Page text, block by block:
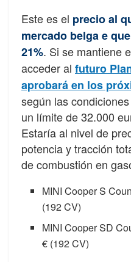
Este es el precio al
mercado belga e
21%. Si se mantiene
acceder al futuro
aprobará en los
según las
un límite de 32.000
Estaría al nivel de
potencia y tracción
de combustión en
MINI Cooper S
(192 CV)
MINI Cooper SD
€ (192 CV)